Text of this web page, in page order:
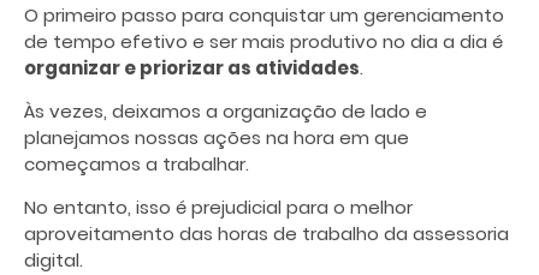
O primeiro passo para conquistar um gerenciamento
de tempo efetivo e ser mais produtivo no dia a dia é
organizar e priorizar as atividades.
Às vezes, deixamos a organização de lado e
planejamos nossas ações na hora em que
começamos a trabalhar.
No entanto, isso é prejudicial para o melhor
aproveitamento das horas de trabalho da assessoria
digital.